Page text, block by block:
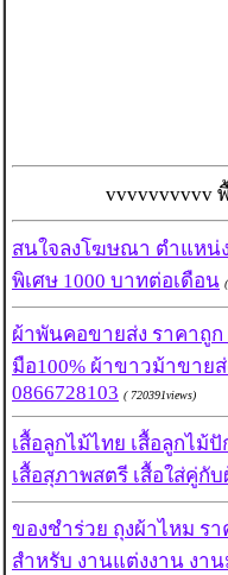
vvvvvvvvvv
สนใจลงโฆษณา ตำแหน่
พิเศษ 1000 บาทต่อเดือน
ผ้าพันคอขายส่ง ราคาถู
มือ100% ผ้าขาวม้าขาย
0866728103 ( 720391views)
เสื้อลูกไม้ไทย เสื้อลูกไม้
เสื้อสุภาพสตรี เสื้อใส่คู่กั
ของชำร่วย ถุงผ้าไหม รา
สำหรับ งานแต่งงาน งา